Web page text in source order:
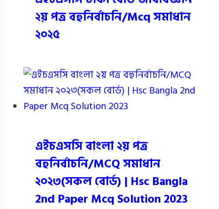
২য় পত্র বহুনির্বাচনি/Mcq সমাধান
২০২৫
এইচএসসি বাংলা ২য় পত্র
বহুনির্বাচনি/MCQ সমাধান
২০২৩(সকল বোর্ড) | Hsc Bangla
2nd Paper Mcq Solution 2023